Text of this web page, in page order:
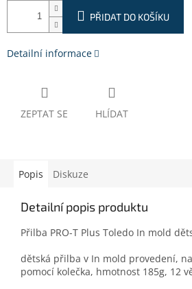
PŘIDAT DO KOŠÍKU
Detailní informace
ZEPTAT SE HLÍDAT
Popis Diskuze
Detailní popis produktu
Přilba PRO-T Plus Toledo In mold
dětská přilba v In mold provedení,
pomocí kolečka, hmotnost 185g, 12